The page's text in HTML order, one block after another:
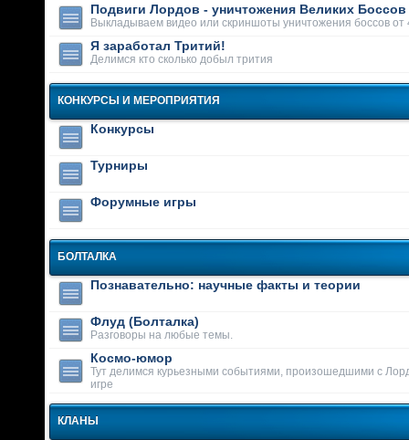
Подвиги Лордов - уничтожения Великих Боссов
Выкладываем видео или скриншоты уничтожения боссов от
Я заработал Тритий!
Делимся кто сколько добыл трития
КОНКУРСЫ И МЕРОПРИЯТИЯ
Конкурсы
Турниры
Форумные игры
БОЛТАЛКА
Познавательно: научные факты и теории
Флуд (Болталка)
Разговоры на любые темы.
Космо-юмор
Тут делимся курьезными событиями, произошедшими с
игре
КЛАНЫ